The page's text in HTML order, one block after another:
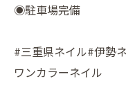
◉駐車場完備
#三重県ネイル#伊勢
ワンカラーネイル